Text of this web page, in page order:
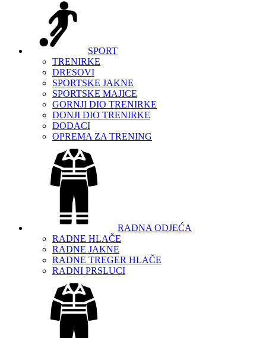
SPORT
TRENIRKE
DRESOVI
SPORTSKE JAKNE
SPORTSKE MAJICE
GORNJI DIO TRENIRKE
DONJI DIO TRENIRKE
DODACI
OPREMA ZA TRENING
RADNA ODJEĆA
RADNE HLAČE
RADNE JAKNE
RADNE TREGER HLAČE
RADNI PRSLUCI